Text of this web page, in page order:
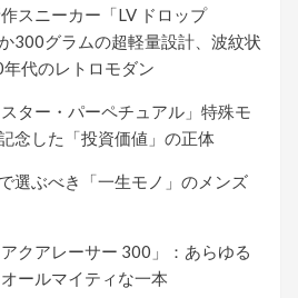
スニーカー「LV ドロップ
300グラムの超軽量設計、波紋状
代のレトロモダン
ター・パーペチュアル」特殊モ
念した「投資価値」の正体
選ぶべき「一生モノ」のメンズ
クアレーサー 300」：あらゆる
ールマイティな一本